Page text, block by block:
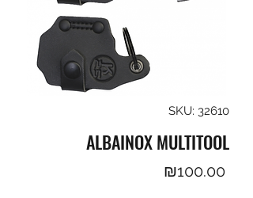
SKU: 32610
ALBAINOX MULTITOOL
₪100.00Price